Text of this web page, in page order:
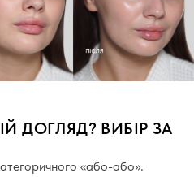
ДОГЛЯД? ВИБІР ЗА
«або-або».